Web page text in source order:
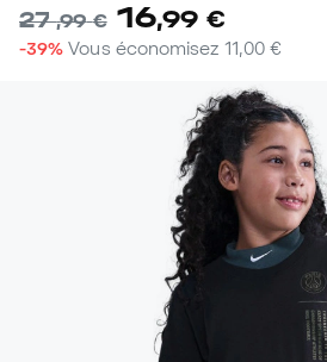
27,99 € 16,99 €
-39% Vous économisez 11,00 €